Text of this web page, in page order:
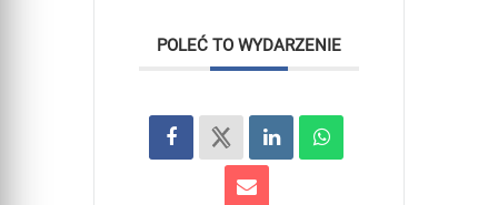
POLEĆ TO WYDARZENIE